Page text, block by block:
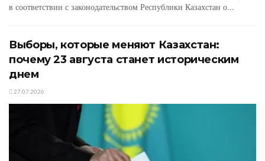
в соответствии с законодательством Республики Казахстан о...
Выборы, которые меняют Казахстан:
почему 23 августа станет историческим
днем
27.07.2026